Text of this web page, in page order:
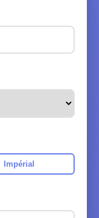
Impérial